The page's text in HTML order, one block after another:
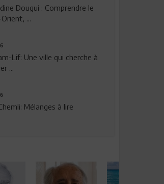
Dougui : Comprendre le
...
Lif: Une ville qui cherche à
...
Mélanges à lire